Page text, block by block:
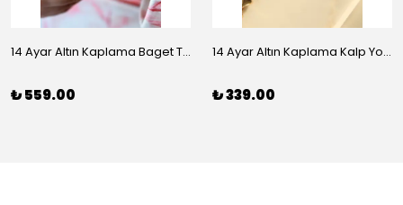
14 Ayar Altın Kaplama Baget Taşlı Vip Bileklik
₺ 559.00
14 Ayar Altın Kaplama Kalp Yolu Bileklik
₺ 339.00